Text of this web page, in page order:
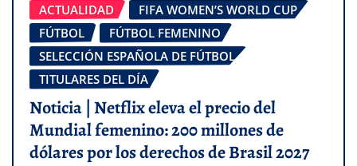
ACTUALIDAD
FIFA WOMEN’S WORLD CUP
FÚTBOL
FÚTBOL FEMENINO
SELECCIÓN ESPAÑOLA DE FÚTBOL
TITULARES DEL DÍA
Noticia | Netflix eleva el precio del
Mundial femenino: 200 millones de
dólares por los derechos de Brasil 2027